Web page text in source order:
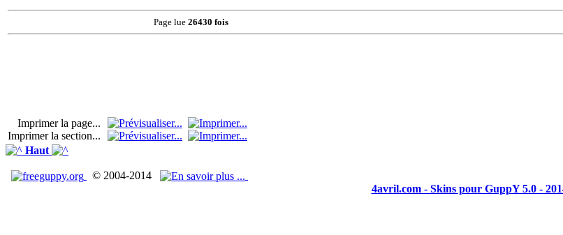
Page lue26430 fois
Imprimer la page...
Imprimer la section...
Haut
© 2004-2014
4avril.com - Skins pour GuppY 5.0 -